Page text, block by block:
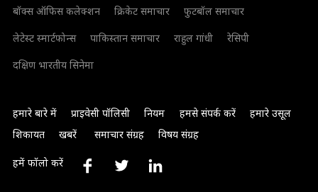
बॉक्स ऑफिस कलेक्शन
क्रिकेट समाचार
फुटबॉल समाचार
लेटेस्ट स्मार्टफोन्स
पाकिस्तान समाचार राहुल गांधी
रेसिपी
दक्षिण भारतीय सिनेमा
हमारे बारे में प्राइवेसी पॉलिसी नियम हमसे संपर्क करें
हमारे उसूल
शिकायत
खबरें समाचार संग्रह विषय संग्रह
हमें फॉलो करें